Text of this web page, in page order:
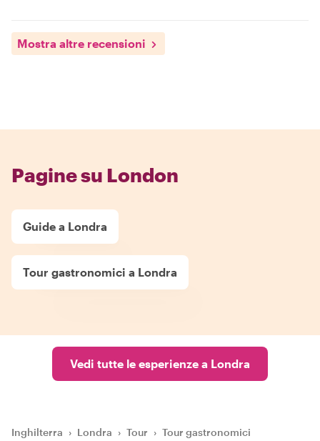
Mostra altre recensioni
Pagine su London
Guide a Londra
Tour gastronomici a Londra
Vedi tutte le esperienze a Londra
Inghilterra › Londra › Tour › Tour gastronomici